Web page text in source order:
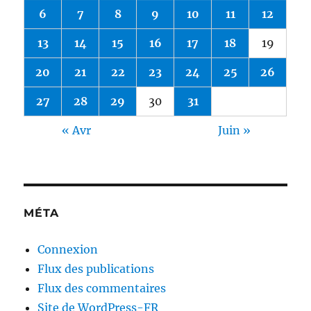
6 7 8 9 10 11 12
13 14 15 16 17 18 19
20 21 22 23 24 25 26
27 28 29 30 31
« Avr Juin »
MÉTA
Connexion
Flux des publications
Flux des commentaires
Site de WordPress-FR